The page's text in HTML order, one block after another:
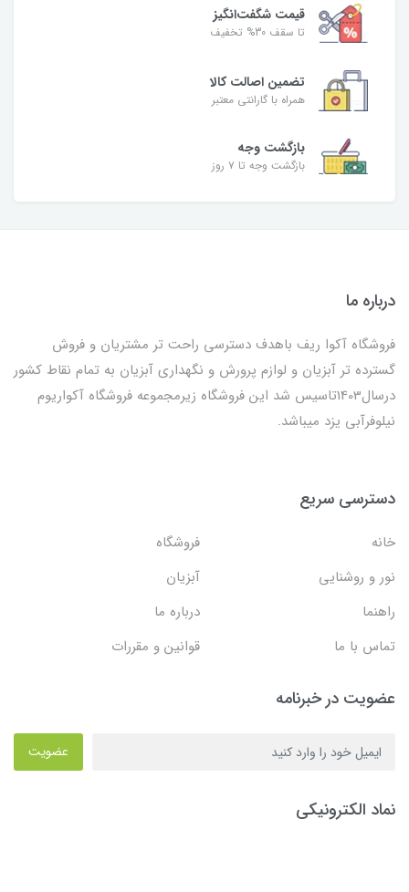
قیمت شگفت‌انگیز
تا سقف 30% تخفیف
تضمین اصالت کالا
همراه با گارانتی معتبر
بازگشت وجه
بازگشت وجه تا ۷ روز
درباره ما
فروشگاه آکوا ریف باهدف دسترسی راحت تر مشتریان و فروش
گسترده تر آبزیان و لوازم پرورش و نگهداری آبزیان به تمام نقاط کشور
درسال1403تاسیس شد این فروشگاه زیرمجموعه فروشگاه آکواریوم
نیلوفرآبی یزد میباشد.
دسترسی سریع
خانه
فروشگاه
نور و روشنایی
آبزیان
راهنما
درباره ما
تماس با ما
قوانین و مقررات
عضویت در خبرنامه
عضویت
نماد الکترونیکی